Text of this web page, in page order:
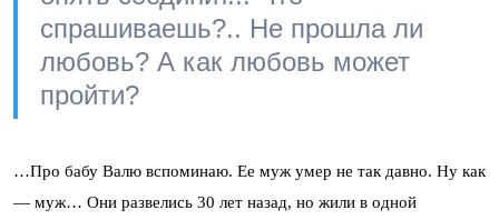
спрашиваешь?.. Не прошла ли
любовь? А как любовь может
пройти?
…Про бабу Валю вспоминаю. Ее муж умер не так давно. Ну как
— муж… Они развелись 30 лет назад, но жили в одной